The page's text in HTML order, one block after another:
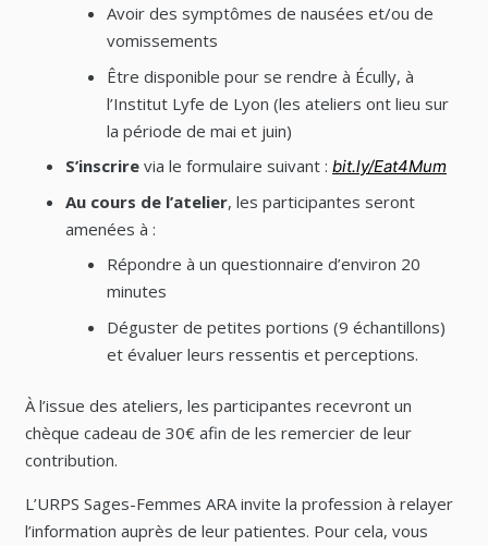
Avoir des symptômes de nausées et/ou de
vomissements
Être disponible pour se rendre à Écully, à
l’Institut Lyfe de Lyon (les ateliers ont lieu sur
la période de mai et juin)
S’inscrire via le formulaire suivant : bit.ly/Eat4Mum
Au cours de l’atelier, les participantes seront
amenées à :
Répondre à un questionnaire d’environ 20
minutes
Déguster de petites portions (9 échantillons)
et évaluer leurs ressentis et perceptions.
À l’issue des ateliers, les participantes recevront un
chèque cadeau de 30€ afin de les remercier de leur
contribution.
L’URPS Sages-Femmes ARA invite la profession à relayer
l’information auprès de leur patientes. Pour cela, vous